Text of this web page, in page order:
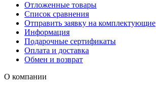
Отложенные товары
Список сравнения
Отправить заявку на комплектующие
Информация
Подарочные сертификаты
Оплата и доставка
Обмен и возврат
О компании